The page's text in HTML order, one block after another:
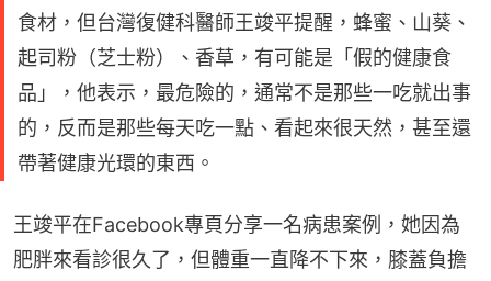
食材，但台灣復健科醫師王竣平提醒，蜂蜜、山葵、
起司粉（芝士粉）、香草，有可能是「假的健康食
品」，他表示，最危險的，通常不是那些一吃就出事
的，反而是那些每天吃一點、看起來很天然，甚至還
帶著健康光環的東西。
王竣平在Facebook專頁分享一名病患案例，她因為
肥胖來看診很久了，但體重一直降不下來，膝蓋負擔